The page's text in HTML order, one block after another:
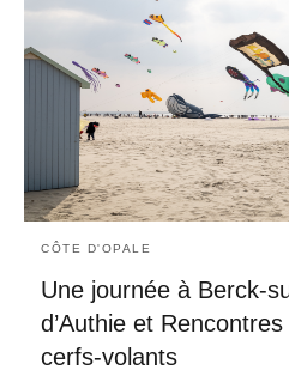
CÔTE D'OPALE
Une journée à Berck-
d’Authie et
cerfs-volants